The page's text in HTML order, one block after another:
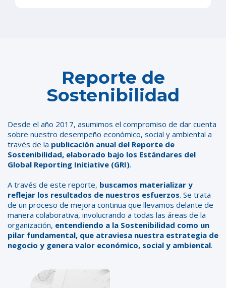
Reporte de
Sostenibilidad
Desde el año 2017, asumimos el compromiso de dar cuenta
sobre nuestro desempeño económico, social y ambiental a
través de la publicación anual del Reporte de
Sostenibilidad, elaborado bajo los Estándares del
Global Reporting Initiative (GRI).
A través de este reporte, buscamos materializar y
reflejar los resultados de nuestros esfuerzos. Se trata
de un proceso de mejora continua que llevamos delante de
manera colaborativa, involucrando a todas las áreas de la
organización, entendiendo a la Sostenibilidad como un
pilar fundamental, que atraviesa nuestra estrategia de
negocio y genera valor económico, social y ambiental.